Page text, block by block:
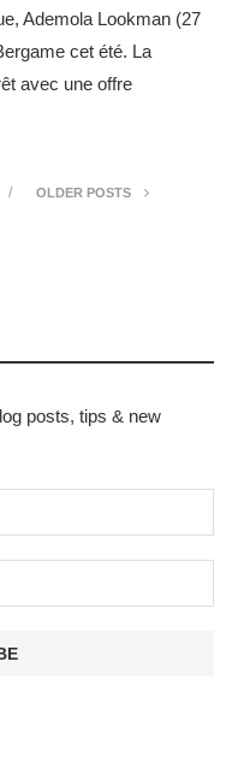
Ademola Lookman (27
cet été. La
avec une offre
OLDER POSTS
posts, tips & new